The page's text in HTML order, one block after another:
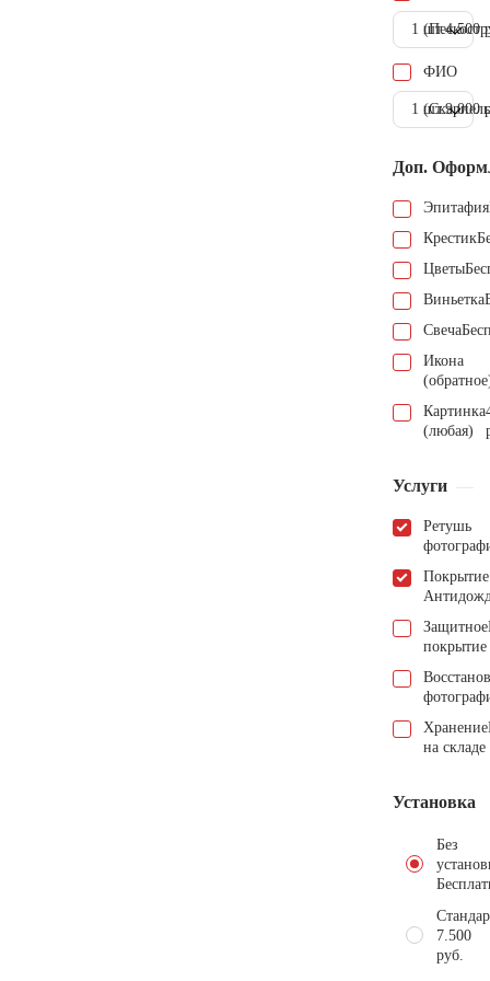
1 шт.4.500
ФИО
1 шт.9.000
Доп.
Эпитафия
Крестик
Цветы
Виньетка
Свеча
Икона
Картинка
(любая)
Услуги
Ретушь
Покрытие
Защитное
покрытие
Хранение
на складе
Установка
Без
7.500
руб.